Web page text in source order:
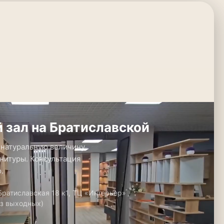
на Братиславской
величину.
Консультация
18 к1, ТЦ «Интерьер»
выходных)